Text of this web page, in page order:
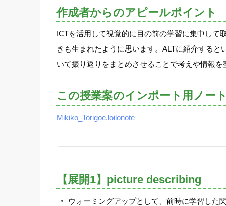
作成者からのアピールポイント
ICTを活用して視覚的に目の前の学習に集中して
きも生まれたように思います。ALTに紹介する
いて振り返りをまとめさせることで考えや情報
この授業案のインポート用ノー
Mikiko_Torigoe.loilonote
【展開1】picture describing
ウォーミングアップとして、前時に学習した